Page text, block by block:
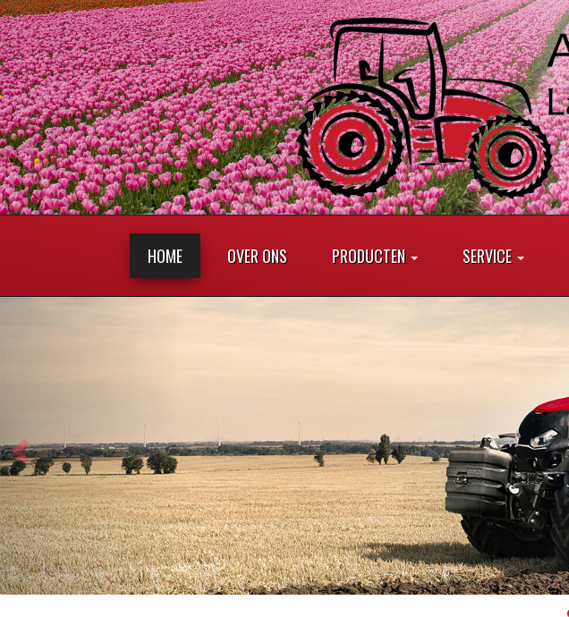
HOME OVER ONS PRODUCTEN SERVICE